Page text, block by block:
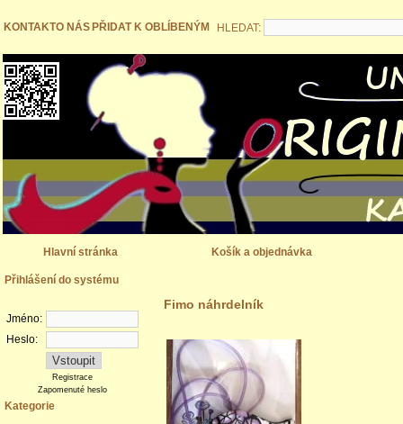
KONTAKTO NÁS PŘIDAT K OBLÍBENÝM HLEDAT:
Hlavní stránka Košík a objednávka
Přihlášení do systému
Jméno:
Heslo:
Registrace
Zapomenuté heslo
Kategorie
Fimo náhrdelník